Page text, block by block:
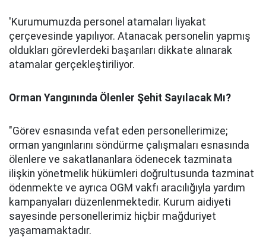
'Kurumumuzda personel atamaları liyakat
çerçevesinde yapılıyor. Atanacak personelin yapmış
oldukları görevlerdeki başarıları dikkate alınarak
atamalar gerçekleştiriliyor.
Orman Yangınında Ölenler Şehit Sayılacak Mı?
"Görev esnasında vefat eden personellerimize;
orman yangınlarını söndürme çalışmaları esnasında
ölenlere ve sakatlananlara ödenecek tazminata
ilişkin yönetmelik hükümleri doğrultusunda tazminat
ödenmekte ve ayrıca OGM vakfı aracılığıyla yardım
kampanyaları düzenlenmektedir. Kurum aidiyeti
sayesinde personellerimiz hiçbir mağduriyet
yaşamamaktadır.